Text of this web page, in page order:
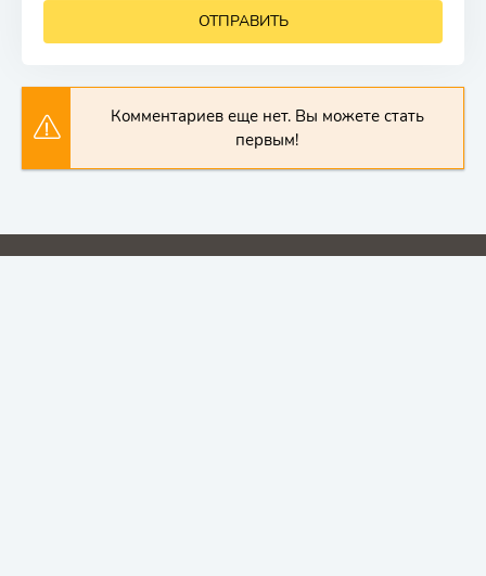
ОТПРАВИТЬ
Комментариев еще нет. Вы можете стать
первым!